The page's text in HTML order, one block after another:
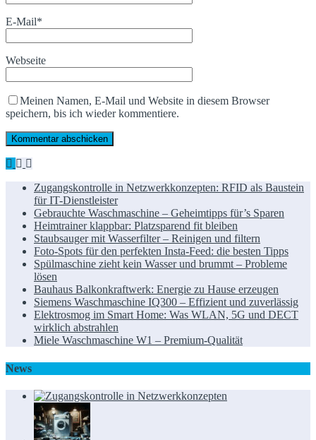
E-Mail*
Webseite
Meinen Namen, E-Mail und Website in diesem Browser
speichern, bis ich wieder kommentiere.
Zugangskontrolle in Netzwerkkonzepten: RFID als Baustein
für IT-Dienstleister
Gebrauchte Waschmaschine – Geheimtipps für’s Sparen
Heimtrainer klappbar: Platzsparend fit bleiben
Staubsauger mit Wasserfilter – Reinigen und filtern
Foto-Spots für den perfekten Insta-Feed: die besten Tipps
Spülmaschine zieht kein Wasser und brummt – Probleme
lösen
Bauhaus Balkonkraftwerk: Energie zu Hause erzeugen
Siemens Waschmaschine IQ300 – Effizient und zuverlässig
Elektrosmog im Smart Home: Was WLAN, 5G und DECT
wirklich abstrahlen
Miele Waschmaschine W1 – Premium-Qualität
News